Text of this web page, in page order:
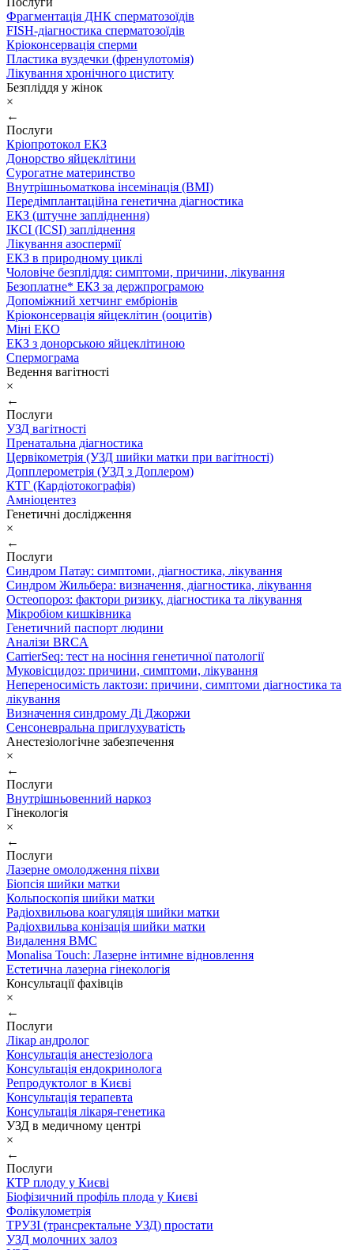
Фрагментація ДНК сперматозоїдів
FISH-діагностика сперматозоїдів
Кріоконсервація сперми
Пластика вуздечки (френулотомія)
Лікування хронічного циститу
Безпліддя у жінок
×
←
Послуги
Кріопротокол ЕКЗ
Донорство яйцеклітини
Сурогатне материнство
Внутрішньоматкова інсемінація (ВМІ)
Передімплантаційна генетична діагностика
ЕКЗ (штучне запліднення)
ІКСІ (ICSI) запліднення
Лікування азоспермії
ЕКЗ в природному циклі
Чоловіче безпліддя: симптоми, причини, лікування
Безоплатне* ЕКЗ за держпрограмою
Допоміжний хетчинг ембріонів
Кріоконсервація яйцеклітин (ооцитів)
Міні ЕКО
ЕКЗ з донорською яйцеклітиною
Спермограма
Ведення вагітності
×
←
Послуги
УЗД вагітності
Пренатальна діагностика
Цервікометрія (УЗД шийки матки при вагітності)
Допплерометрія (УЗД з Доплером)
КТГ (Кардіотокографія)
Амніоцентез
Генетичні дослідження
×
←
Послуги
Синдром Патау: симптоми, дiагностика, лiкування
Синдром Жильбера: визначення, діагностика, лікування
Остеопороз: фактори ризику, діагностика та лікування
Мікробіом кишківника
Генетичний паспорт людини
Аналізи BRCA
CarrierSeq: тест на носіння генетичної патології
Муковісцидоз: причини, симптоми, лікування
Непереносимість лактози: причини, симптоми діагностика та
лікування
Визначення синдрому Ді Джоржи
Сенсоневральна приглухуватість
Анестезіологічне забезпечення
×
←
Послуги
Внутрішньовенний наркоз
Гінекологія
×
←
Послуги
Лазерне омолодження піхви
Біопсія шийки матки
Кольпоскопія шийки матки
Радіохвильова коагуляція шийки матки
Радіохвильва конізація шийки матки
Видалення ВМС
Monalisa Touch: Лазерне інтимне відновлення
Естетична лазерна гінекологія
Консультації фахівців
×
←
Послуги
Лікар андролог
Консультація анестезіолога
Консультація ендокринолога
Репродуктолог в Києві
Консультація терапевта
Консультація лікаря-генетика
УЗД в медичному центрі
×
←
Послуги
КТР плоду у Києві
Біофізичний профіль плода у Києві
Фолікулометрія
ТРУЗІ (трансректальне УЗД) простати
УЗД молочних залоз